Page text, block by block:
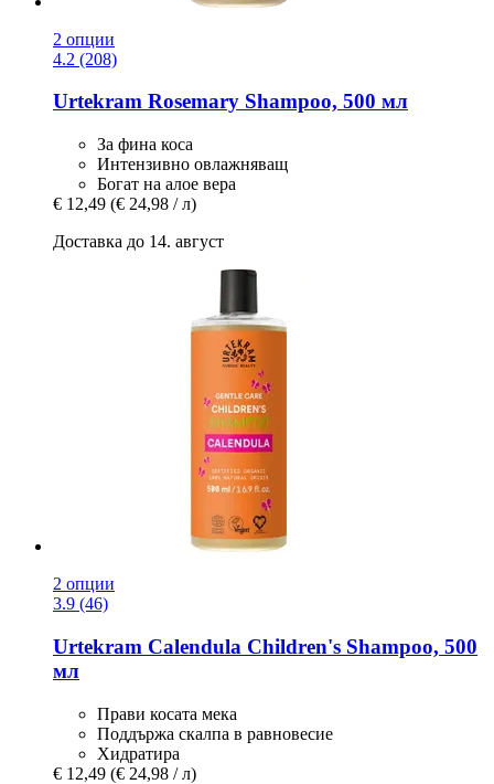
2 опции
4.2 (208)
Urtekram Rosemary Shampoo, 500 мл
За фина коса
Интензивно овлажняващ
Богат на алое вера
€ 12,49 (€ 24,98 / л)
Доставка до 14. август
2 опции
3.9 (46)
Urtekram Calendula Children's Shampoo, 500
мл
Прави косата мека
Поддържа скалпа в равновесие
Хидратира
€ 12,49 (€ 24,98 / л)